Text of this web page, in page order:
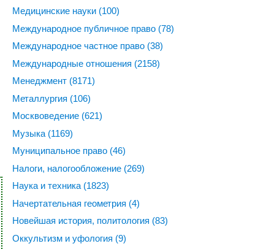
Медицинские науки (100)
Международное публичное право (78)
Международное частное право (38)
Международные отношения (2158)
Менеджмент (8171)
Металлургия (106)
Москвоведение (621)
Музыка (1169)
Муниципальное право (46)
Налоги, налогообложение (269)
Наука и техника (1823)
Начертательная геометрия (4)
Новейшая история, политология (83)
Оккультизм и уфология (9)